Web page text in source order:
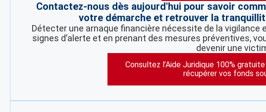
Contactez-nous dès aujourd'hui pour savoir
votre démarche et retrouver la
Détecter une arnaque financière nécessite de la
signes d’alerte et en prenant des mesures préventives,
devenir une
Consultez l’Aide Juridique 100%
récupérer vos fonds